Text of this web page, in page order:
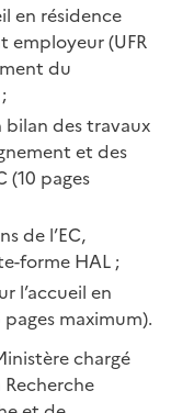
en résidence
employeur (UFR
du
des travaux
et des
(10 pages
de l’EC,
forme HAL ;
l’accueil en
pages maximum).
chargé